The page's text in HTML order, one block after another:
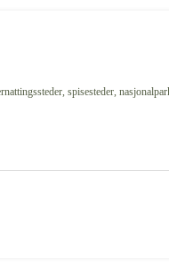
spisesteder,